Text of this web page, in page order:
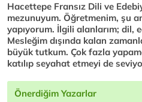
Hacettepe Fransız Dili ve
mezunuyum. Öğretmenim, şu
yapıyorum. İlgili alanlarım; dil,
Mesleğim dışında kalan
büyük tutkum. Çok fazla
katılıp seyahat etmeyi de
Önerdiğim Yazarlar